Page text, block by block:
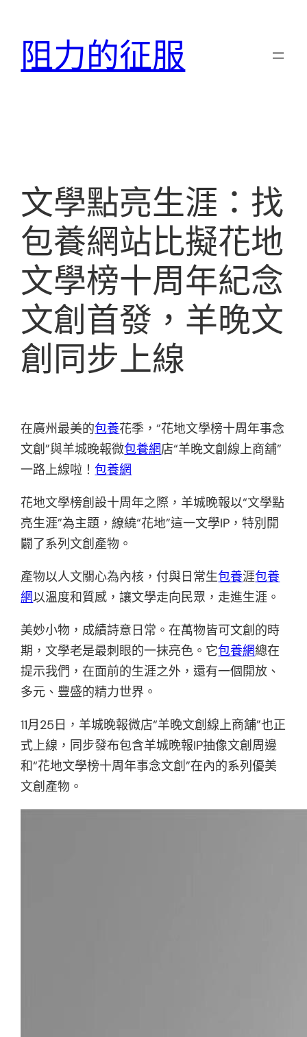
阻力的征服
文學點亮生涯：找
包養網站比擬花地
文學榜十周年紀念
文創首發，羊晚文
創同步上線
在廣州最美的包養花季，“花地文學榜十周年事念
文創”與羊城晚報微包養網店“羊晚文創線上商舖”
一路上線啦！包養網
花地文學榜創設十周年之際，羊城晚報以“文學點
亮生涯”為主題，繚繞“花地”這一文學IP，特別開
闢了系列文創產物。
產物以人文關心為內核，付與日常生包養涯包養
網以溫度和質感，讓文學走向民眾，走進生涯。
美妙小物，成績詩意日常。在萬物皆可文創的時
期，文學老是最刺眼的一抹亮色。它包養網總在
提示我們，在面前的生涯之外，還有一個開放、
多元、豐盛的精力世界。
11月25日，羊城晚報微店“羊晚文創線上商舖”也正
式上線，同步發布包含羊城晚報IP抽像文創周邊
和“花地文學榜十周年事念文創”在內的系列優美
文創產物。